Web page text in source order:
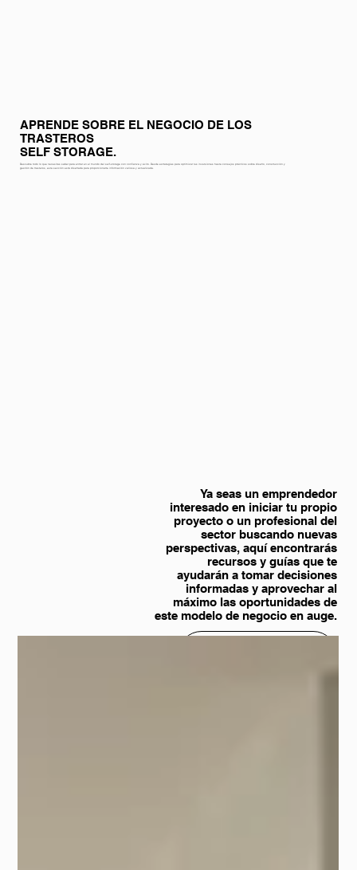
APRENDE SOBRE EL NEGOCIO DE LOS
TRASTEROS
SELF STORAGE.
Descubre todo lo que necesitas saber para entrar en el mundo del self-storage con confianza y éxito. Desde estrategias para optimizar tus inversiones hasta consejos prácticos sobre diseño, construcción y
gestión de trasteros, esta sección está diseñada para proporcionarte información valiosa y actualizada.
Ya seas un emprendedor
interesado en iniciar tu propio
proyecto o un profesional del
sector buscando nuevas
perspectivas, aquí encontrarás
recursos y guías que te
ayudarán a tomar decisiones
informadas y aprovechar al
máximo las oportunidades de
este modelo de negocio en auge.